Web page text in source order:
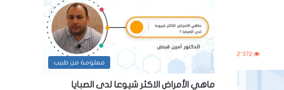
2٬372
معلومة من طبيب
ماهي الأمراض الاكثر شيوعا لدى الصبايا